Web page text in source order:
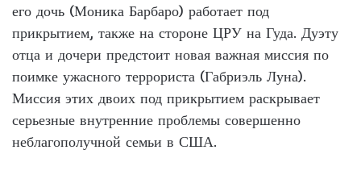
его дочь (Моника Барбаро) работает под
прикрытием, также на стороне ЦРУ на Гуда. Дуэту
отца и дочери предстоит новая важная миссия по
поимке ужасного террориста (Габриэль Луна).
Миссия этих двоих под прикрытием раскрывает
серьезные внутренние проблемы совершенно
неблагополучной семьи в США.